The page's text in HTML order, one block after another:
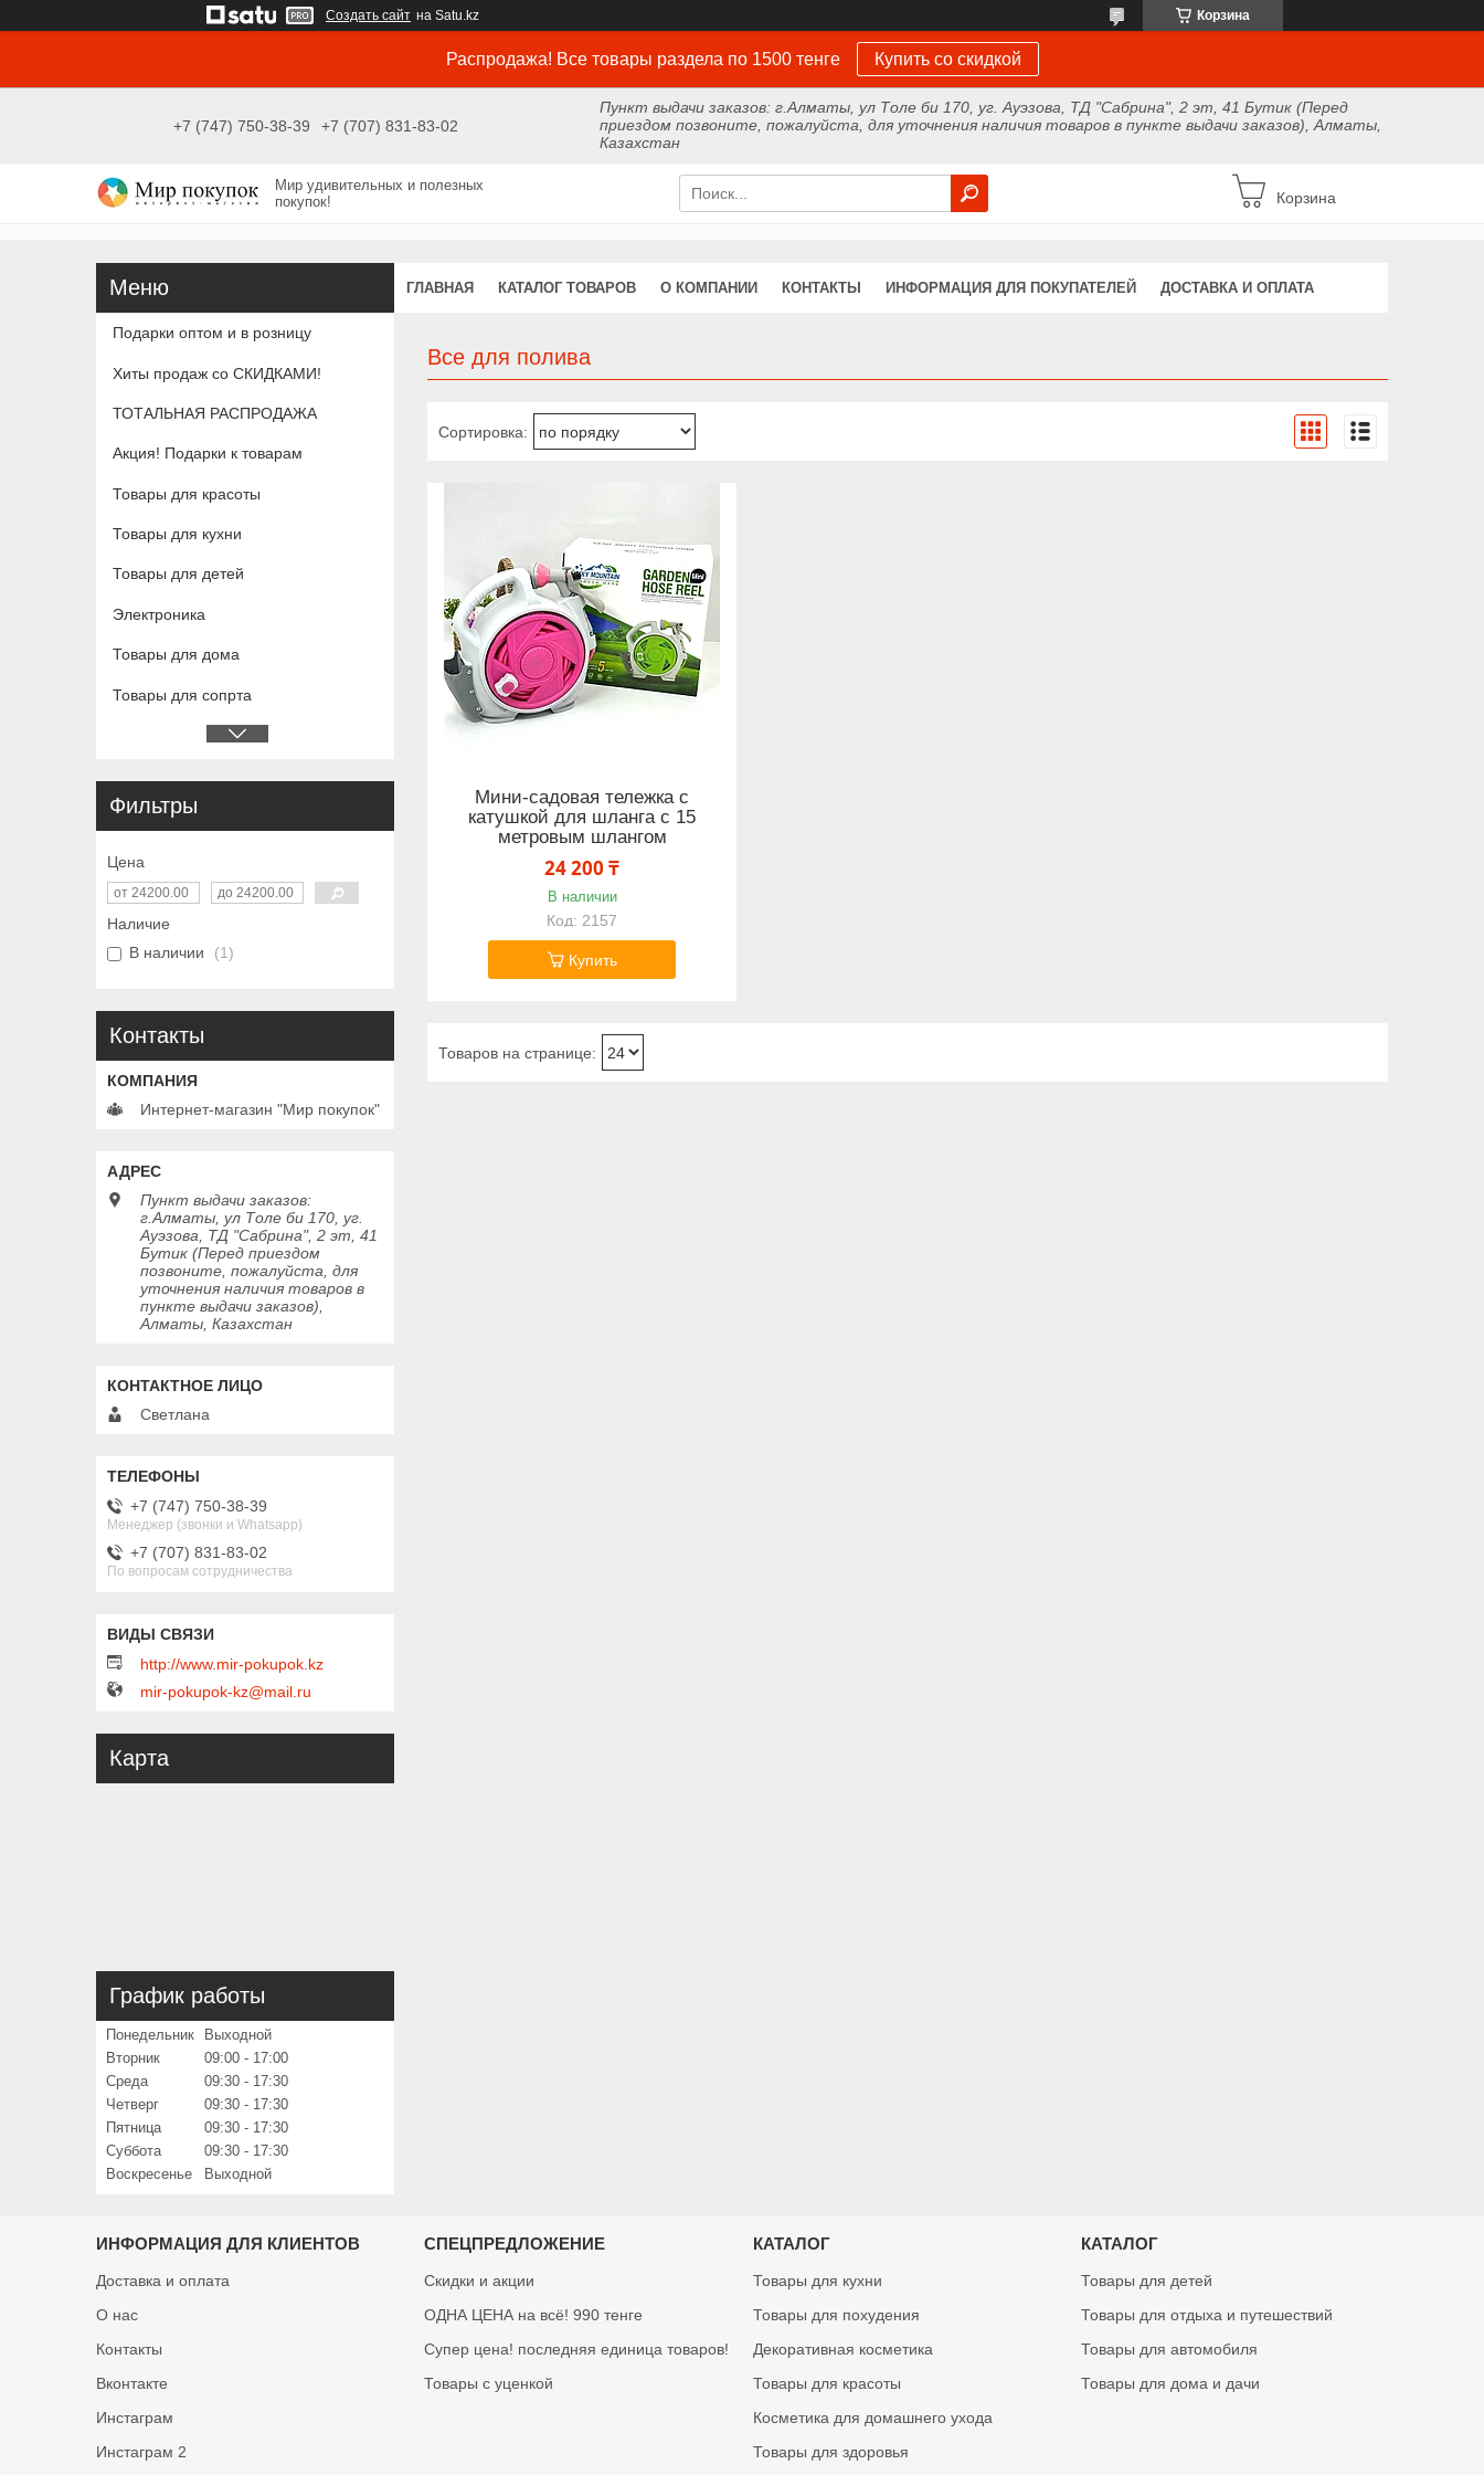
Создать сайт на Satu.kz Корзина
Распродажа! Все товары раздела по 1500 тенге Купить со скидкой
+7 (747) 750-38-39 +7 (707) 831-83-02
Пункт выдачи заказов: г.Алматы, ул Толе би 170, уг. Ауэзова, ТД "Сабрина", 2 эт, 41 Бутик (Перед
приездом позвоните, пожалуйста, для уточнения наличия товаров в пункте выдачи заказов), Алматы,
Казахстан
Мир удивительных и полезных
покупок!
Корзина
ГЛАВНАЯ КАТАЛОГ ТОВАРОВ О КОМПАНИИ КОНТАКТЫ ИНФОРМАЦИЯ ДЛЯ ПОКУПАТЕЛЕЙ ДОСТАВКА И ОПЛАТА
Все для полива
Мини-садовая тележка с
катушкой для шланга с 15
метровым шлангом
24 200 ₸
В наличии
2157
Купить
Подарки оптом и в розницу
Хиты продаж со СКИДКАМИ!
ТОТАЛЬНАЯ РАСПРОДАЖА
Акция! Подарки к товарам
Товары для красоты
Товары для кухни
Товары для детей
Электроника
Товары для дома
Товары для сопрта
Фильтры
Цена
Наличие
В наличии
1
Контакты
Интернет-магазин "Мир покупок"
Пункт выдачи заказов:
г.Алматы, ул Толе би 170, уг.
Ауэзова, ТД "Сабрина", 2 эт, 41
Бутик (Перед приездом
позвоните, пожалуйста, для
уточнения наличия товаров в
пункте выдачи заказов),
Алматы, Казахстан
Светлана
+7 (747) 750-38-39
Менеджер (звонки и Whatsapp)
+7 (707) 831-83-02
По вопросам сотрудничества
http://www.mir-pokupok.kz
mir-pokupok-kz@mail.ru
Карта
График работы
Понедельник
Выходной
Вторник
09:00
17:00
Среда
09:30
17:30
Четверг
09:30
17:30
Пятница
09:30
17:30
Суббота
09:30
17:30
Воскресенье
Выходной
ИНФОРМАЦИЯ ДЛЯ КЛИЕНТОВ
Доставка и оплата
О нас
Контакты
Вконтакте
Инстаграм
Инстаграм 2
СПЕЦПРЕДЛОЖЕНИЕ
Скидки и акции
ОДНА ЦЕНА на всё! 990 тенге
Супер цена! последняя единица товаров!
Товары с уценкой
КАТАЛОГ
Товары для кухни
Товары для похудения
Декоративная косметика
Товары для красоты
Косметика для домашнего ухода
Товары для здоровья
КАТАЛОГ
Товары для детей
Товары для отдыха и путешествий
Товары для автомобиля
Товары для дома и дачи